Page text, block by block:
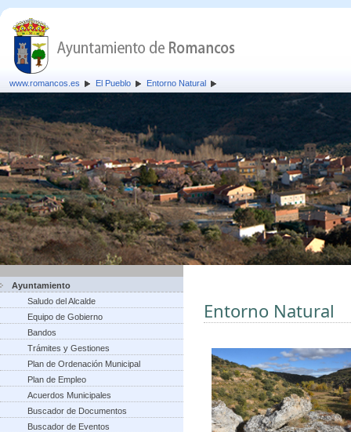
www.romancos.es El Pueblo Entorno Natural
Ayuntamiento
Saludo del Alcalde
Equipo de Gobierno
Bandos
Trámites y Gestiones
Plan de Ordenación Municipal
Plan de Empleo
Acuerdos Municipales
Buscador de Documentos
Buscador de Eventos
Entorno Natural